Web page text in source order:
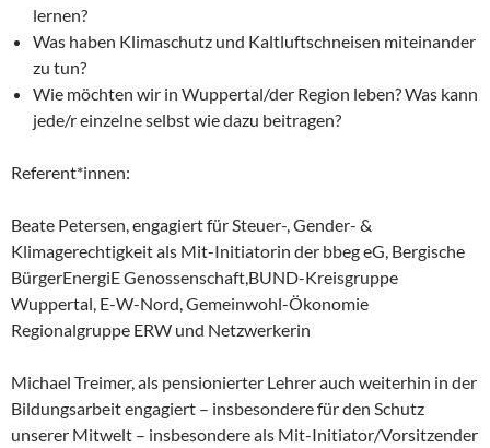
lernen?
Was haben Klimaschutz und Kaltluftschneisen miteinander
zu tun?
Wie möchten wir in Wuppertal/der Region leben? Was kann
jede/r einzelne selbst wie dazu beitragen?
Referent*innen:
Beate Petersen, engagiert für Steuer-, Gender- &
Klimagerechtigkeit als Mit-Initiatorin der bbeg eG, Bergische
BürgerEnergiE Genossenschaft,BUND-Kreisgruppe
Wuppertal, E-W-Nord, Gemeinwohl-Ökonomie
Regionalgruppe ERW und Netzwerkerin
Michael Treimer, als pensionierter Lehrer auch weiterhin in der
Bildungsarbeit engagiert – insbesondere für den Schutz
unserer Mitwelt – insbesondere als Mit-Initiator/Vorsitzender